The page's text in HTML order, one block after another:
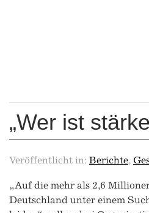
„Wer ist
Veröffentlicht in: Berichte,
„Auf die mehr als 2,6
Deutschland unter einem